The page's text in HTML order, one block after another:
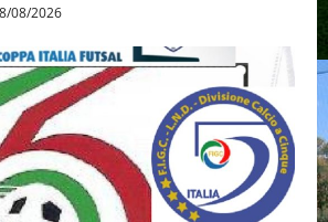
08/2026